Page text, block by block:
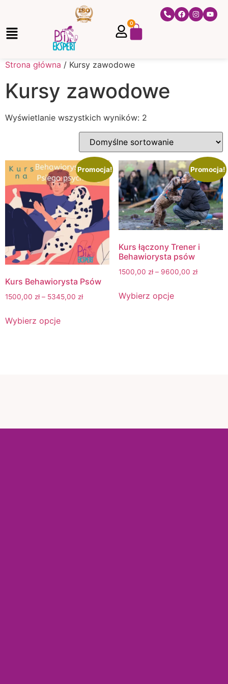
0
Strona główna / Kursy zawodowe
Kursy zawodowe
Wyświetlanie wszystkich wyników: 2
Promocja!
Kurs Behawiorysta Psów
1500,00 zł– 5345,00 zł
Wybierz opcje
Promocja!
Kurs łączony Trener i
Behawiorysta psów
1500,00 zł– 9600,00 zł
Wybierz opcje